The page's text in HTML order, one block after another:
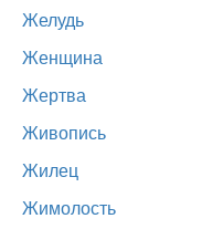
Желудь
Женщина
Жертва
Живопись
Жилец
Жимолость